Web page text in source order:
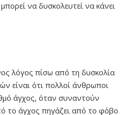
να δυσκολευτεί να κάνει
λόγος πίσω από τη δυσκολία
είναι ότι πολλοί άνθρωποι
άγχος, όταν συναντούν
το άγχος πηγάζει από το φόβο